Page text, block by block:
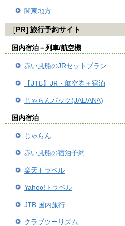
関東地方
[PR] 旅行予約サイト
国内宿泊＋列車/航空機
赤い風船のJRセットプラン
【JTB】JR・航空券＋宿泊
じゃらんパック(JAL/ANA)
国内宿泊
じゃらん
赤い風船の宿泊予約
楽天トラベル
Yahoo!トラベル
JTB 国内旅行
クラブツーリズム